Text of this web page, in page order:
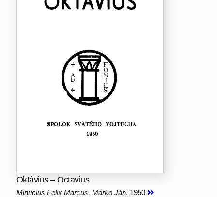
Oktávius – Octavius
Minucius Felix Marcus, Marko Ján, 1950